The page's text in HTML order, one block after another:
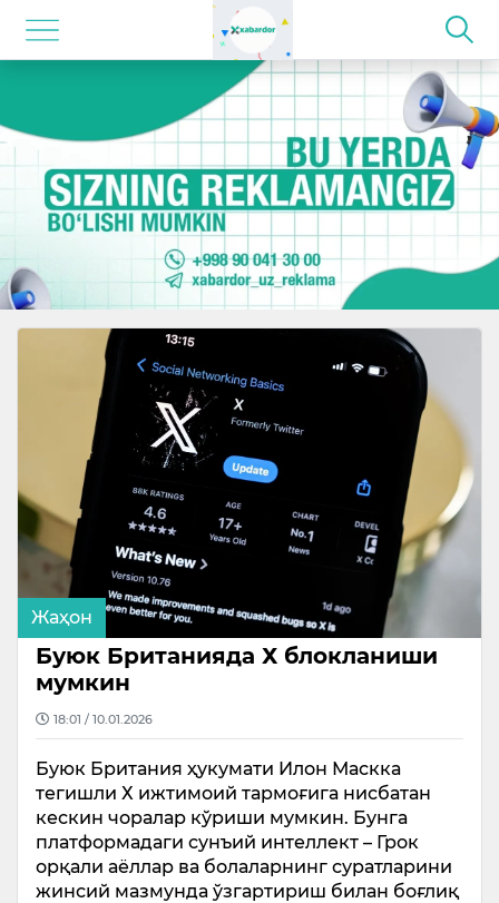
Жаҳон
Буюк Британияда Х блокланиши
мумкин
18:01 / 10.01.2026
Буюк Британия ҳукумати Илон Маскка
тегишли Х ижтимоий тармоғига нисбатан
кескин чоралар кўриши мумкин. Бунга
платформадаги сунъий интеллект – Грок
орқали аёллар ва болаларнинг суратларини
жинсий мазмунда ўзгартириш билан боғлиқ